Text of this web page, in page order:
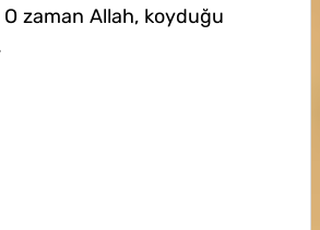
O zaman Allah, koyduğu